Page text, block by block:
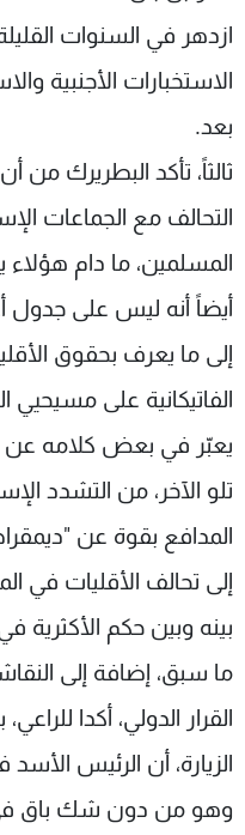
ازدهر في السنوات
الاستخبارات الأجنبية
بعد.
ثالثاً، تأكد البطريرك
التحالف مع الجماعات
المسلمين، ما دام
أيضاً أنه ليس على جدول
إلى ما يعرف بحقوق
الفاتيكانية على مسيحيي
يعبّر في بعض كلامه عن
تلو الآخر، من التشدد
المدافع بقوة عن
إلى تحالف الأقليات في
بينه وبين حكم الأكثرية
ما سبق، إضافة إلى
القرار الدولي، أكدا
الزيارة، أن الرئيس
وهو من دون شك باق في